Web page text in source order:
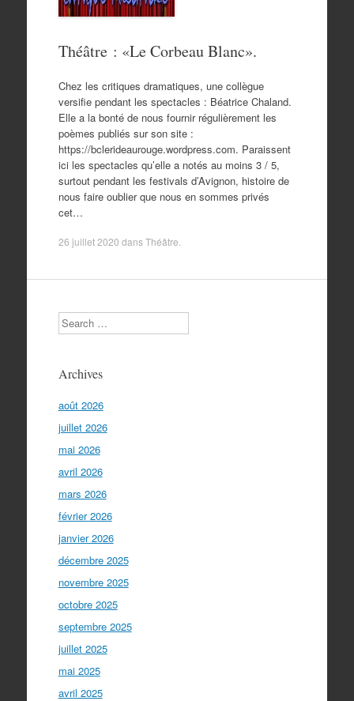
Théâtre : «Le Corbeau Blanc».
Chez les critiques dramatiques, une collègue
versifie pendant les spectacles : Béatrice Chaland.
Elle a la bonté de nous fournir régulièrement les
poèmes publiés sur son site :
https://bclerideaurouge.wordpress.com. Paraissent
ici les spectacles qu’elle a notés au moins 3 / 5,
surtout pendant les festivals d’Avignon, histoire de
nous faire oublier que nous en sommes privés
cet…
26 juillet 2020 dansThéâtre
Search
Archives
août 2026
juillet 2026
mai 2026
avril 2026
mars 2026
février 2026
janvier 2026
décembre 2025
novembre 2025
octobre 2025
septembre 2025
juillet 2025
mai 2025
avril 2025